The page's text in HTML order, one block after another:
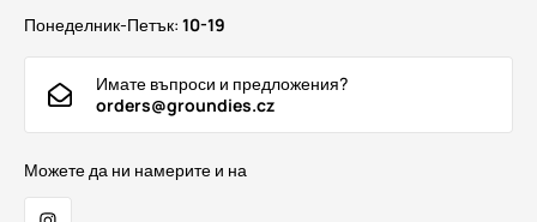
Понеделник-Петък: 10-19
Имате въпроси и предложения?
orders@groundies.cz
Можете да ни намерите и на